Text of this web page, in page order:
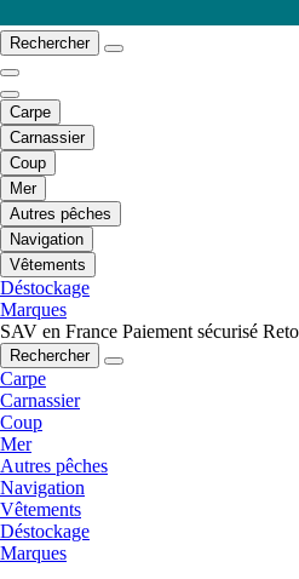
Rechercher
Carpe
Carnassier
Coup
Mer
Autres pêches
Navigation
Vêtements
Déstockage
Marques
SAV en France Paiement sécurisé
Rechercher
Carpe
Carnassier
Coup
Mer
Autres pêches
Navigation
Vêtements
Déstockage
Marques